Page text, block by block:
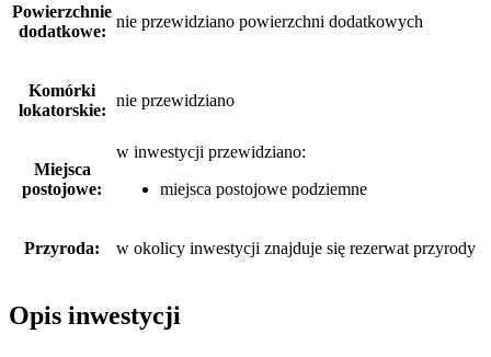
Powierzchnie
dodatkowe:
nie przewidziano powierzchni dodatkowych
Komórki
lokatorskie:
nie przewidziano
Miejsca
postojowe:
w inwestycji przewidziano:
miejsca postojowe podziemne
Przyroda: w okolicy inwestycji znajduje się rezerwat przyrody
Opis inwestycji